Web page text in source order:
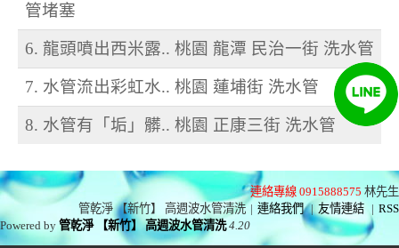
管堵塞
6. 龍頭噴出西米露.. 桃園 龍潭 民治一街 洗水管
7. 水管流出彩虹水.. 桃園 蓮埔街 洗水管
8. 水管有「垢」髒.. 桃園 正康三街 洗水管
連絡專線 0915888575 林先生
管乾淨 【新竹】 高週波水管清洗 | 連絡我們 | 友情連結 | RSS
Powered by管乾淨 【新竹】 高週波水管清洗 4.20